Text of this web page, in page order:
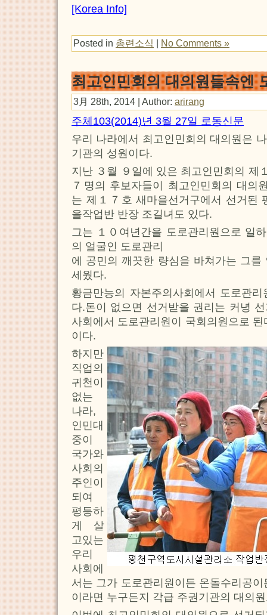
[Korea Info]
Posted in 총련소식 | No Comments »
최고인민회의 대의원들속엔
3月 28th, 2014 | Author: arirang
주체103(2014)년 3월 27일 로동신문
우리 나라에서 최고인민회의 대의원은
기관의 성원이다.
지난 ３월 ９일에 있은 최고인민회의 제
７명의 후보자들이 최고인민회의 대의
는 제１７호 새마을선거구에서 선거된
을작업반 반장 조길녀도 있다.
그는 １０여년간을 도로관리원으로 일
의 얼굴인 도로관리
에 공민의 깨끗한 량심을 바쳐가는 그
세웠다.
황금만능의 자본주의사회에서 도로관
다.돈이 없으면 선거받을 권리는 커녕
사회에서 도로관리원이 국회의원으로
이다.
하지만
직업의
귀천이
없는
나라,
인민대
중이
국가와
사회의
주인이
되여
평등하
게 살
고있는
우리
사회에
서는 그가 도로관리원이든 온돌수리공
이라면 누구든지 각급 주권기관의 대의